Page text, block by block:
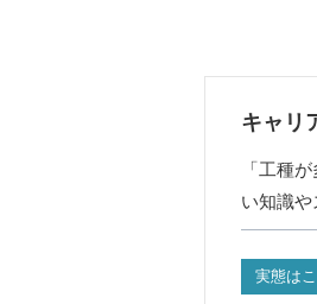
キャリ
「工種
い知識
実態は